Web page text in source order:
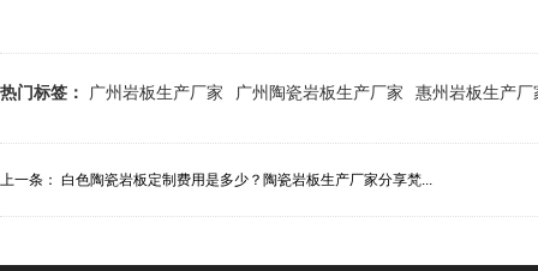
热门标签： 广州岩板生产厂家 广州陶瓷岩板生产厂家 惠州岩板生产厂
上一条： 白色陶瓷岩板定制费用是多少？陶瓷岩板生产厂家分享梵...